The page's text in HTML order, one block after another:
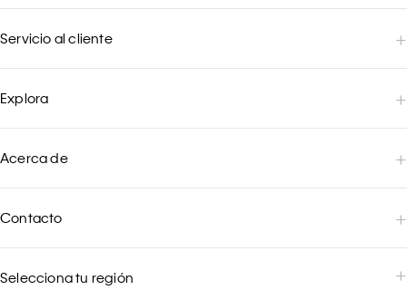
Servicio al cliente
Explora
Acerca de
Contacto
Selecciona tu región